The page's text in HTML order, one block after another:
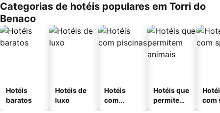
Categorias de hotéis populares em Torri do
Benaco
Hotéis
baratos
Hotéis de
luxo
Hotéis
com
Hotéis que
permitem
com